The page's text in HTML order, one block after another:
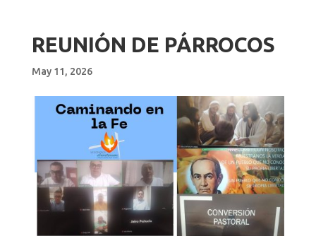
REUNIÓN DE PÁRROCOS
May 11, 2026